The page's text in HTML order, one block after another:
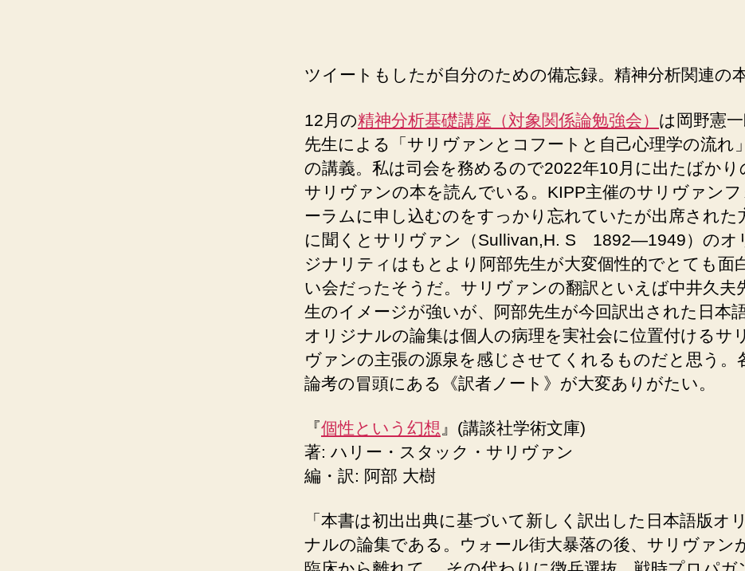
ツイートもしたが自分のための備忘録。精神分析関連の本
12月の精神分析基礎講座（対象関係論勉強会） は岡野憲
先生による「サリヴァンとコフートと自己心理学の流れ」
の講義。私は司会を務めるので2022年10月に出たばかり
サリヴァンの本を読んでいる。KIPP主催のサリヴァンフ
ーラムに申し込むのをすっかり忘れていたが出席された
に聞くとサリヴァン（Sullivan,H. S 1892―1949）のオ
ジナリティはもとより阿部先生が大変個性的でとても面
い会だったそうだ。サリヴァンの翻訳といえば中井久夫
生のイメージが強いが、阿部先生が今回訳出された日本
オリジナルの論集は個人の病理を実社会に位置付けるサリ
ヴァンの主張の源泉を感じさせてくれるものだと思う。
論考の冒頭にある《訳者ノート》が大変ありがたい。
『個性という幻想 』(講談社学術文庫)
著: ハリー・スタック・サリヴァン
編・訳: 阿部 大樹
「本書は初出出典に基づいて新しく訳出した日本語版オ
ナルの論集である。ウォール街大暴落の後、サリヴァン